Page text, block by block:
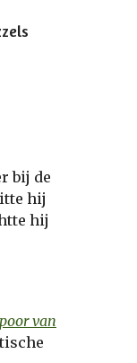
bij de
hij
hij
van